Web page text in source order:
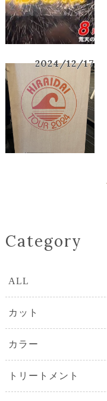
2024/12/17
Category
ALL
カット
カラー
トリートメント